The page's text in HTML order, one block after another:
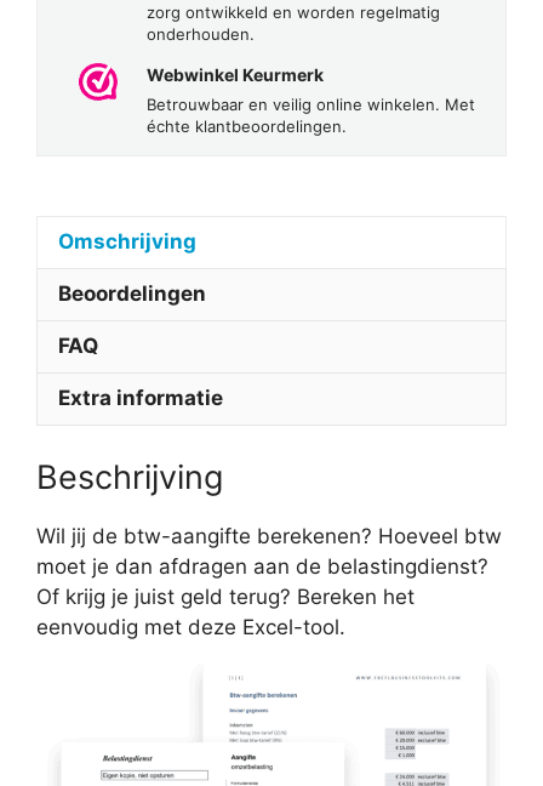
zorg ontwikkeld en worden regelmatig
onderhouden.
Webwinkel Keurmerk
Betrouwbaar en veilig online winkelen. Met
échte klantbeoordelingen.
Omschrijving
Beoordelingen
FAQ
Extra informatie
Beschrijving
Wil jij de btw-aangifte berekenen? Hoeveel btw
moet je dan afdragen aan de belastingdienst?
Of krijg je juist geld terug? Bereken het
eenvoudig met deze Excel-tool.